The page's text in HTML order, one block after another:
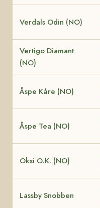
Verdals Odin (NO)
Vertigo Diamant
(NO)
Åspe Kåre (NO)
Åspe Tea (NO)
Öksi Ö.K. (NO)
Lassby Snobben